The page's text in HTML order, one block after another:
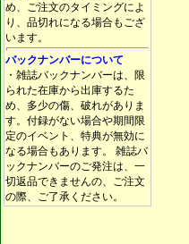
め、ご注文のタイミングによ
り、品切れになる場合もござ
います。
バックナンバーについて
・雑誌バックナンバーは、限
られた在庫から出庫するた
め、多少の傷、破れがありま
す。付録がない場合や期間限
定のイベント、特典が無効に
なる場合もあります。 雑誌バ
ックナンバーのご発注は、一
切返品できませんの、ご注文
の際、ご了承ください。